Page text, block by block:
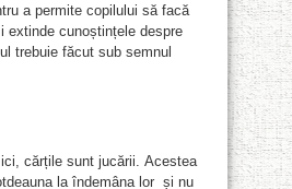
a permite copilului să facă
extinde cunoștințele despre
trebuie făcut sub semnul
cărțile sunt jucării. Acestea
la îndemâna lor și nu